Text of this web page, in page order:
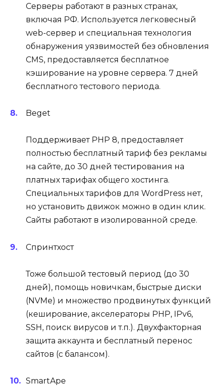
Серверы работают в разных странах,
включая РФ. Используется легковесный
web-сервер и специальная технология
обнаружения уязвимостей без обновления
CMS, предоставляется бесплатное
кэширование на уровне сервера. 7 дней
бесплатного тестового периода.
Beget
Поддерживает PHP 8, предоставляет
полностью бесплатный тариф без рекламы
на сайте, до 30 дней тестирования на
платных тарифах общего хостинга.
Специальных тарифов для WordPress нет,
но установить движок можно в один клик.
Сайты работают в изолированной среде.
Спринтхост
Тоже большой тестовый период (до 30
дней), помощь новичкам, быстрые диски
(NVMe) и множество продвинутых функций
(кеширование, акселераторы PHP, IPv6,
SSH, поиск вирусов и т.п.). Двухфакторная
защита аккаунта и бесплатный перенос
сайтов (с балансом).
SmartApe